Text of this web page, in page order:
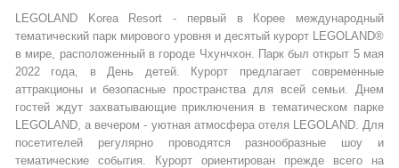
LEGOLAND Korea Resort - первый в Корее международный
тематический парк мирового уровня и десятый курорт LEGOLAND®
в мире, расположенный в городе Чхунчхон. Парк был открыт 5 мая
2022 года, в День детей. Курорт предлагает современные
аттракционы и безопасные пространства для всей семьи. Днем
гостей ждут захватывающие приключения в тематическом парке
LEGOLAND, а вечером - уютная атмосфера отеля LEGOLAND. Для
посетителей регулярно проводятся разнообразные шоу и
тематические события. Курорт ориентирован прежде всего на